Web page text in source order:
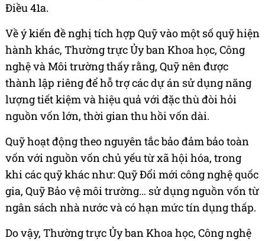
Điều 41a.
Về ý kiến đề nghị tích hợp Quỹ vào một số quỹ hiện
hành khác, Thường trực Ủy ban Khoa học, Công
nghệ và Môi trường thấy rằng, Quỹ nên được
thành lập riêng để hỗ trợ các dự án sử dụng năng
lượng tiết kiệm và hiệu quả với đặc thù đòi hỏi
nguồn vốn lớn, thời gian thu hồi vốn dài.
Quỹ hoạt động theo nguyên tắc bảo đảm bảo toàn
vốn với nguồn vốn chủ yếu từ xã hội hóa, trong
khi các quỹ khác như: Quỹ Đổi mới công nghệ quốc
gia, Quỹ Bảo vệ môi trường… sử dụng nguồn vốn từ
ngân sách nhà nước và có hạn mức tín dụng thấp.
Do vậy, Thường trực Ủy ban Khoa học, Công nghệ